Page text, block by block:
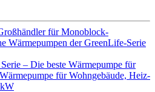
für Monoblock-
Wärmepumpen der GreenLife-Serie
– Die beste Wärmepumpe für
für Wohngebäude, Heiz-